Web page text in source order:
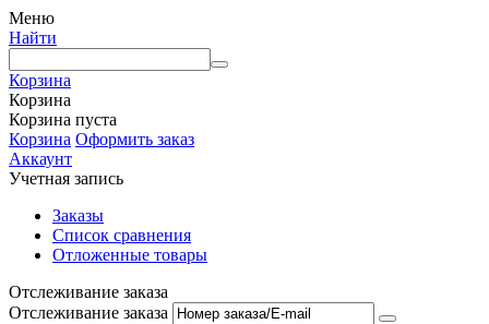
Меню
Найти
Корзина
Корзина
Корзина пуста
Корзина Оформить заказ
Аккаунт
Учетная запись
Заказы
Список сравнения
Отложенные товары
Отслеживание заказа
Отслеживание заказа